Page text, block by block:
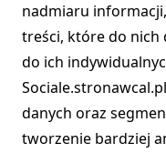
nadmiaru
treści, które do nich
do ich
danych oraz
tworzenie bardziej